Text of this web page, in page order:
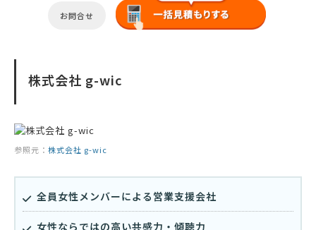
お問合せ
株式会社 g-wic
参照元： 株式会社 g-wic
全員女性メンバーによる営業支援会社
女性ならではの高い共感力・傾聴力